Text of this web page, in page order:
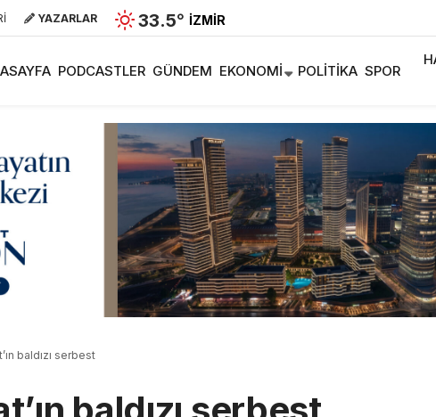
YAZARLAR 33.5° İZMIR
PODCASTLER GÜNDEM EKONOMI POLITIKA SPOR
baldızı serbest